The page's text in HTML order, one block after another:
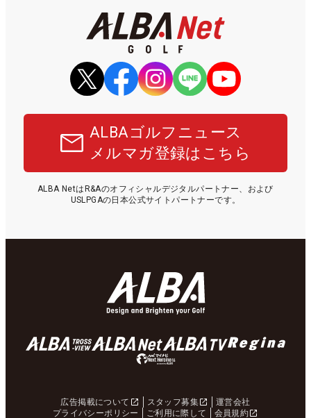
ALBAゴルフニュース
メルマガ登録はこちら
ALBA NetはR&Aのオフィシャルデジタルパートナー、および
USLPGAの日本公式サイトパートナーです。
広告掲載について スタッフ募集
運営会社
プライバシーポリシー
ご利用に際して 会員規約